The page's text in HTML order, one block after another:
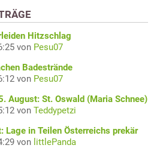
Hitzschlag
von Pesu07
Badestrände
von Pesu07
August: St. Oswald (Maria Schnee)
von Teddypetzi
Lage in Teilen Österreichs prekär
von littlePanda